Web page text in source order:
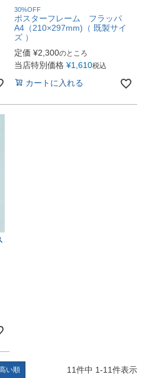
30%OFF
ポスターフレーム フラッパ
A4（210×297mm)（ 既製サイ
ズ ）
定価 ¥2,300のところ
当店特別価格 ¥1,610税込
カートに入れる
い順 11件中 1-11件表示